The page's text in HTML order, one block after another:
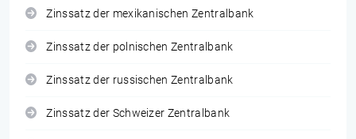
Zinssatz der mexikanischen Zentralbank
Zinssatz der polnischen Zentralbank
Zinssatz der russischen Zentralbank
Zinssatz der Schweizer Zentralbank